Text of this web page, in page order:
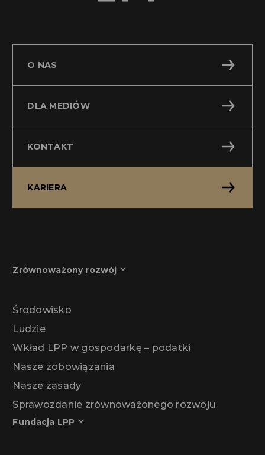
O NAS
DLA MEDIÓW
KONTAKT
KARIERA
Zrównoważony rozwój
Środowisko
Ludzie
Wkład LPP w gospodarkę – podatki
Nasze zobowiązania
Nasze zasady
Sprawozdanie zrównoważonego rozwoju
Fundacja LPP